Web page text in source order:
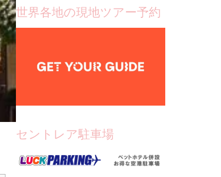
世界各地の現地ツアー予約
セントレア駐車場